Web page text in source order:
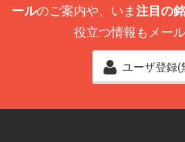
ールのご案内や、いま 注目の
役立つ情報もメール
ユーザ登録(